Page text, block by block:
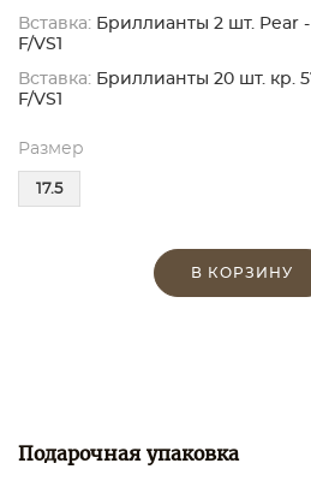
Вставка: Бриллианты 2 шт. Pear -
F/VS1
Вставка: Бриллианты 20 шт. кр.
F/VS1
Размер
17.5
В КОРЗИНУ
Подарочная упаковка